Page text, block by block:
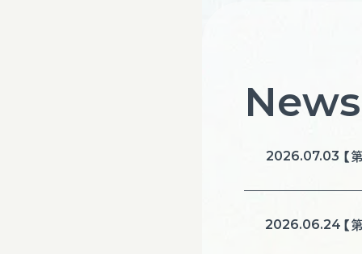
News
2026.07.03【
2026.06.24【